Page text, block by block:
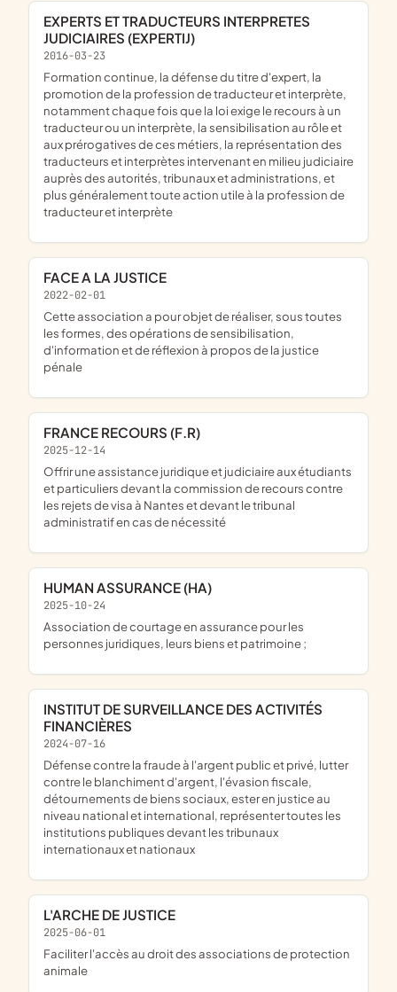
EXPERTS ET TRADUCTEURS INTERPRETES
JUDICIAIRES (EXPERTIJ)
2016-03-23
formation continue, la défense du titre d'expert, la
promotion de la profession de traducteur et interprète,
notamment chaque fois que la loi exige le recours à un
traducteur ou un interprète, la sensibilisation au rôle et
aux prérogatives de ces métiers, la représentation des
traducteurs et interprètes intervenant en milieu judiciaire
auprès des autorités, tribunaux et administrations, et
plus généralement toute action utile à la profession de
traducteur et interprète
FACE A LA JUSTICE
2022-02-01
cette association a pour objet de réaliser, sous toutes
les formes, des opérations de sensibilisation,
d'information et de réflexion à propos de la justice
pénale
FRANCE RECOURS (F.R)
2025-12-14
offrir une assistance juridique et judiciaire aux étudiants
et particuliers devant la commission de recours contre
les rejets de visa à Nantes et devant le tribunal
administratif en cas de nécessité
HUMAN ASSURANCE (HA)
2025-10-24
association de courtage en assurance pour les
personnes juridiques, leurs biens et patrimoine ;
INSTITUT DE SURVEILLANCE DES ACTIVITÉS
FINANCIÈRES
2024-07-16
défense contre la fraude à l'argent public et privé, lutter
contre le blanchiment d'argent, l'évasion fiscale,
détournements de biens sociaux, ester en justice au
niveau national et international, représenter toutes les
institutions publiques devant les tribunaux
internationaux et nationaux
L'ARCHE DE JUSTICE
2025-06-01
faciliter l'accès au droit des associations de protection
animale